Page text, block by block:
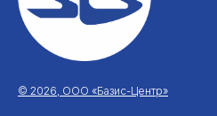
© 2026, ООО «Базис-Центр»